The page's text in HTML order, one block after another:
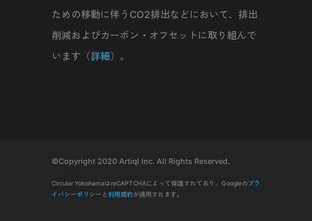
ための移動に伴うCO2排出などにおいて、排出
削減およびカーボン・オフセットに取り組んで
います（詳細）。
©Copyright 2020 Artiql Inc. All Rights Reserved.
Circular YokohamaはreCAPTCHAによって保護されており、Googleのプラ
イバシーポリシー と 利用規約が適用されます。